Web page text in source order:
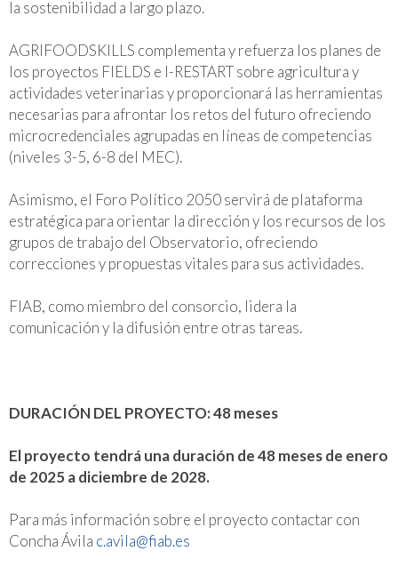
la sostenibilidad a largo plazo.
AGRIFOODSKILLS complementa y refuerza los planes de
los proyectos FIELDS e I-RESTART sobre agricultura y
actividades veterinarias y proporcionará las herramientas
necesarias para afrontar los retos del futuro ofreciendo
microcredenciales agrupadas en líneas de competencias
(niveles 3-5, 6-8 del MEC).
Asimismo, el Foro Político 2050 servirá de plataforma
estratégica para orientar la dirección y los recursos de los
grupos de trabajo del Observatorio, ofreciendo
correcciones y propuestas vitales para sus actividades.
FIAB, como miembro del consorcio, lidera la
comunicación y la difusión entre otras tareas.
DURACIÓN DEL PROYECTO: 48 meses
El proyecto tendrá una duración de 48 meses de enero
de 2025 a diciembre de 2028.
Para más información sobre el proyecto contactar con
Concha Ávila c.avila@fiab.es